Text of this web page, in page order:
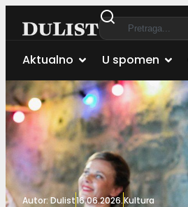
Aktualno U spomen
Autor:Dulist16.06.2026.Kultura